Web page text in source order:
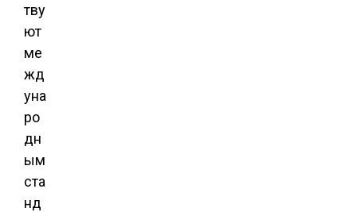
тву
ют
ме
жд
уна
ро
дн
ым
ста
нд